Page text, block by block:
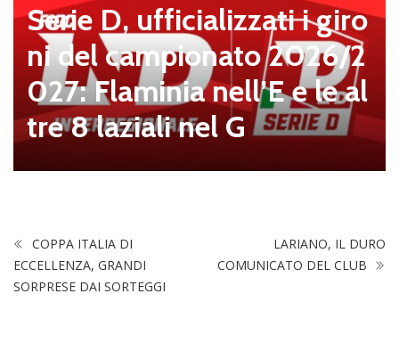
Serie D, ufficializzati i giro
ni del campionato 2026/2
027: Flaminia nell’E e le al
tre 8 laziali nel G
COPPA ITALIA DI
ECCELLENZA, GRANDI
SORPRESE DAI SORTEGGI
LARIANO, IL DURO
COMUNICATO DEL CLUB